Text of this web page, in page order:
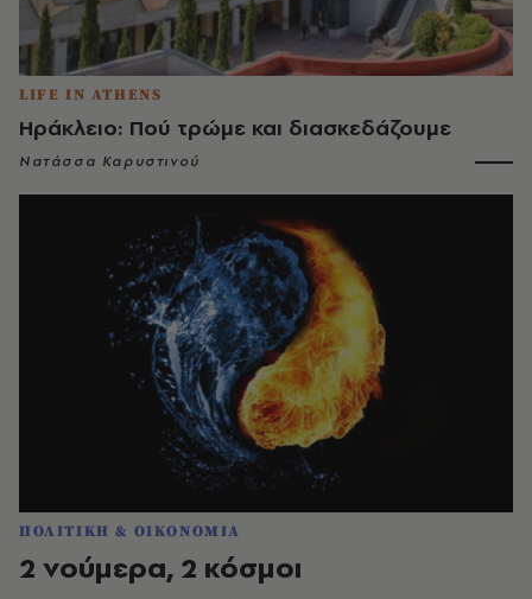
LIFE IN ATHENS
Ηράκλειο: Πού τρώμε και διασκεδάζουμε
Νατάσσα Καρυστινού
ΠΟΛΙΤΙΚΗ & ΟΙΚΟΝΟΜΙΑ
2 νούμερα, 2 κόσμοι